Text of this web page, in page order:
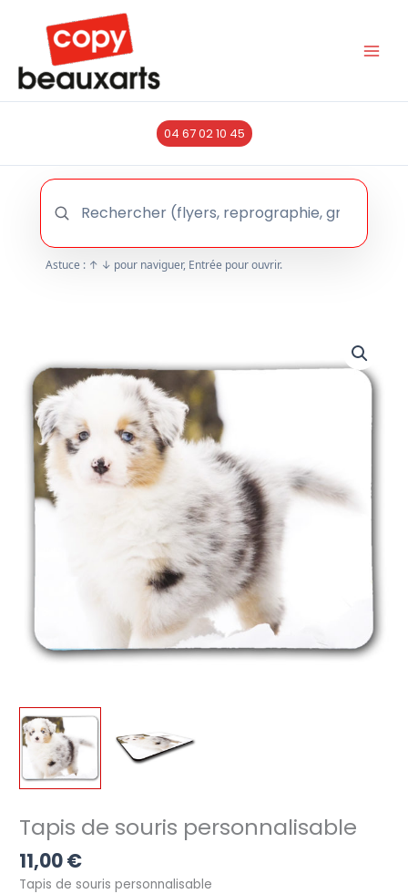
contenu
04 67 02 10 45
Astuce : ↑ ↓ pour naviguer, Entrée pour ouvrir.
Tapis de souris personnalisable
11,00€
Tapis de souris personnalisable